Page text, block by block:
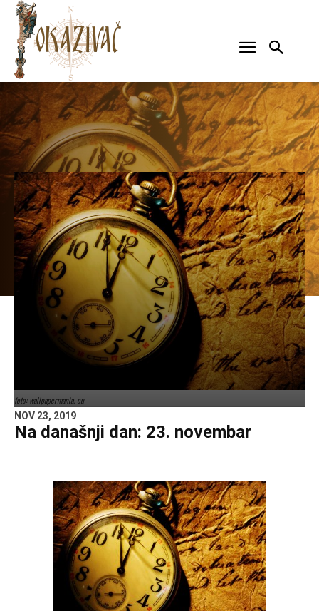
foto: wallpapermania. eu
NOV 23, 2019
Na današnji dan: 23. novembar